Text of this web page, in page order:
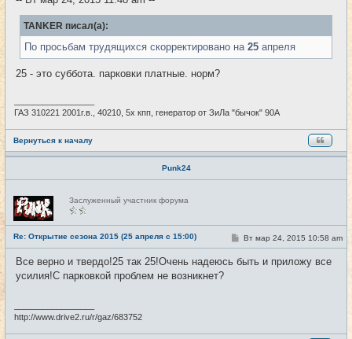
TANKER писал(а):
По просьбам трудящихся скорректировано на 25 апреля
25 - это суббота. парковки платные. норм?
ГАЗ 310221 2001г.в., 40210, 5х кпп, генератор от ЗиЛа "бычок" 90А
Вернуться к началу
Punk24
Н
е
в
с
е
т
и
Заслуженный участник форума
Re: Открытие сезона 2015 (25 апреля с 15:00) #9
С
о
б
Вт мар 24, 2015 10:58 am
Все верно и твердо!25 так 25!Очень надеюсь быть и приложу все
усилия!С парковкой проблем не возникнет?
http://www.drive2.ru/r/gaz/683752